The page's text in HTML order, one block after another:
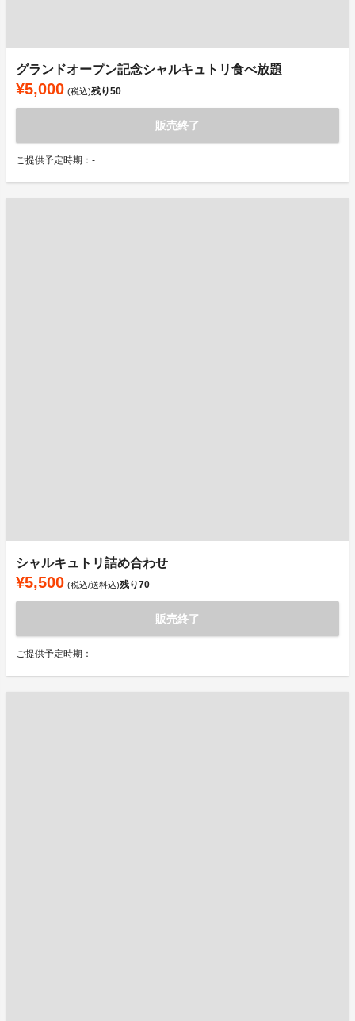
グランドオープン記念シャルキュトリ食べ放題
¥5,000 (税込)残り50
販売終了
ご提供予定時期：-
シャルキュトリ詰め合わせ
¥5,500 (税込/送料込)残り70
販売終了
ご提供予定時期：-